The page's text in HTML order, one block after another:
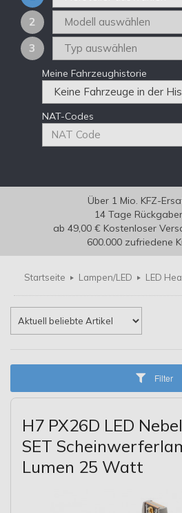
2
3
Meine Fahrzeughistorie
NAT-Codes
Über 1 Mio. KFZ-
14 Tage
ab 49,00 € Kostenloser
600.000 zufriedene
Startseite Lampen/LED LED
Filter
H7 PX26D LED
SET
Lumen 25 Watt